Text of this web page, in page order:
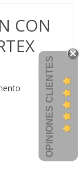
CON
OPINIONES CLIENTES